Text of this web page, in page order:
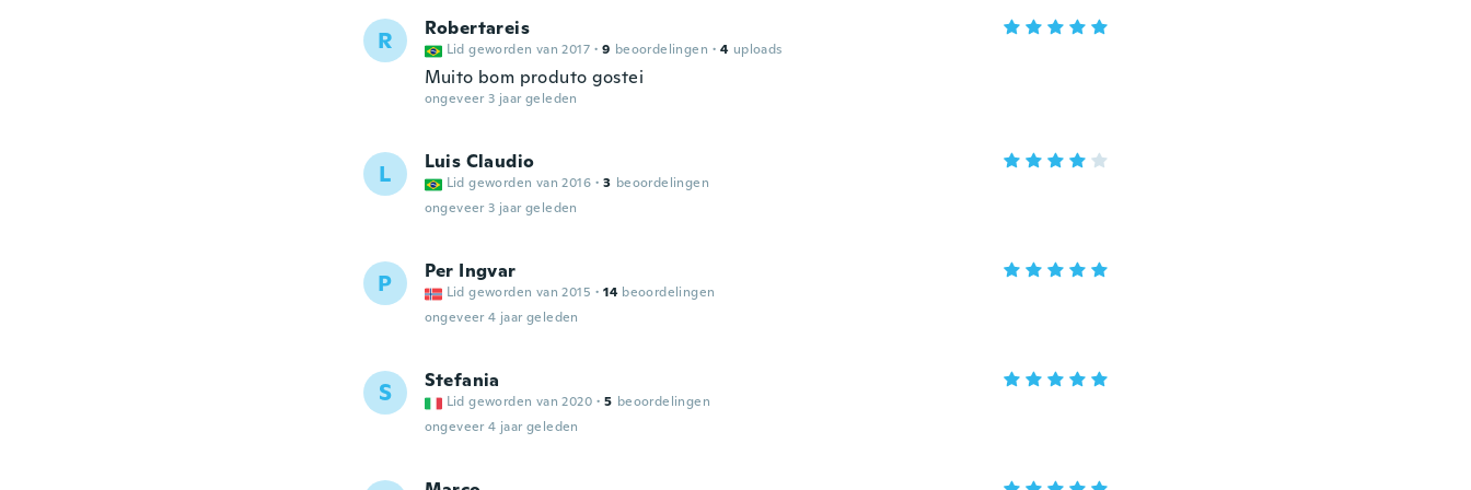
R Robertareis
Lid geworden van 2017 · 9 beoordelingen · 4 uploads
Muito bom produto gostei
ongeveer 3 jaar geleden
L Luis Claudio
Lid geworden van 2016 · 3 beoordelingen
ongeveer 3 jaar geleden
P Per Ingvar
Lid geworden van 2015 · 14 beoordelingen
ongeveer 4 jaar geleden
S Stefania
Lid geworden van 2020 · 5 beoordelingen
ongeveer 4 jaar geleden